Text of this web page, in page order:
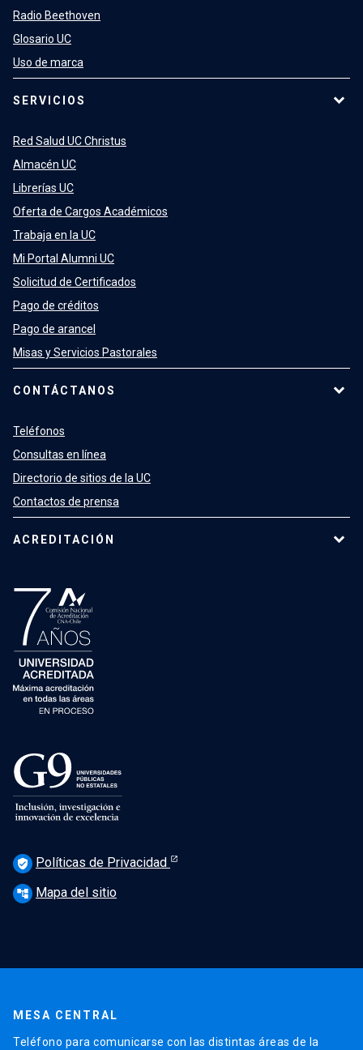
Radio Beethoven
Glosario UC
Uso de marca
SERVICIOS
Red Salud UC Christus
Almacén UC
Librerías UC
Oferta de Cargos Académicos
Trabaja en la UC
Mi Portal Alumni UC
Solicitud de Certificados
Pago de créditos
Pago de arancel
Misas y Servicios Pastorales
CONTÁCTANOS
Teléfonos
Consultas en línea
Directorio de sitios de la UC
Contactos de prensa
ACREDITACIÓN
verified_user Políticas de Privacidad
account_tree Mapa del sitio
MESA CENTRAL
Teléfono para comunicarse con las distintas áreas de la